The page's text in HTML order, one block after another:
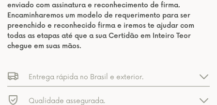
enviado com assinatura e reconhecimento de firma.
Encaminharemos um modelo de requerimento para ser
preenchido e reconhecido firma e iremos te ajudar com
todas as etapas até que a sua Certidão em Inteiro Teor
chegue em suas mãos.
Entrega rápida no Brasil e exterior.
Qualidade assegurada.